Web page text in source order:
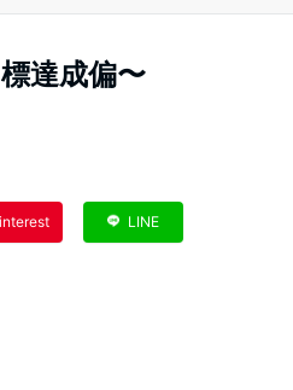
達成偏〜
LINE